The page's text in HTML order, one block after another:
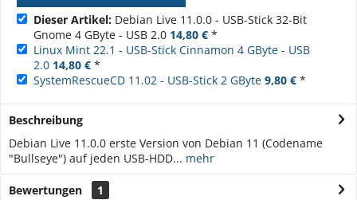
Dieser Artikel: Debian Live 11.0.0 - USB-Stick 32-Bit
Gnome 4 GByte - USB 2.0 14,80 € *
Linux Mint 22.1 - USB-Stick Cinnamon 4 GByte - USB
2.0 14,80 € *
SystemRescueCD 11.02 - USB-Stick 2 GByte 9,80 € *
Beschreibung
Debian Live 11.0.0 erste Version von Debian 11 (Codename
"Bullseye") auf jeden USB-HDD... mehr
Bewertungen
1